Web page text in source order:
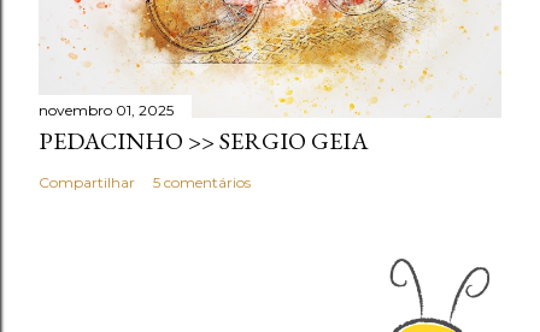
novembro 01, 2025
PEDACINHO >> SERGIO GEIA
Compartilhar 5 comentários